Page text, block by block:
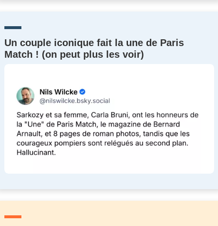
Un couple iconique fait la une de Paris
Match ! (on peut plus les voir)